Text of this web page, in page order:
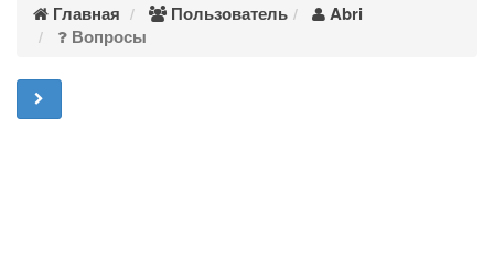
Главная Пользователь
Abri
Вопросы